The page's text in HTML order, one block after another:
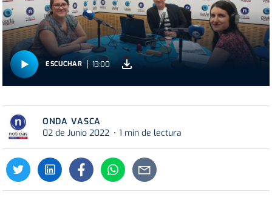
ESCUCHAR 13:00
ONDA VASCA
02 de Junio 2022
1 min de lectura